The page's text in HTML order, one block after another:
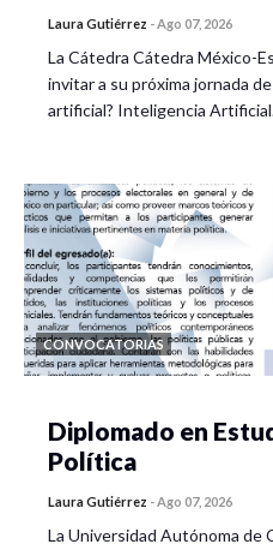
Laura Gutiérrez -Ago 07, 2026
La Cátedra Cátedra México-
invitar a su próxima jornada
artificial? Inteligencia
CONVOCATORIAS
Diplomado en
Política
Laura Gutiérrez -Ago 07, 2026
La Universidad Autónoma de